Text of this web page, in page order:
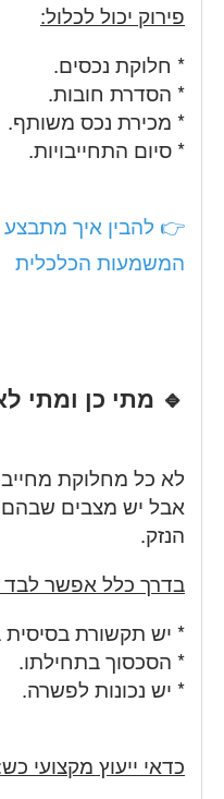
פירוק יכול לכלול:
* חלוקת נכסים.
* הסדרת חובות.
* מכירת נכס משותף.
* סיום התחייבויות.
👉 להבין איך מתבצע
המשמעות הכלכלית
🔹 מתי כן ומתי
לא כל מחלוקת
אבל יש מצבים
הנזק.
בדרך כלל אפשר
* יש תקשורת בסיסית
* הסכסוך בתחילתו.
* יש נכונות לפשרה.
כדאי ייעוץ מקצועי